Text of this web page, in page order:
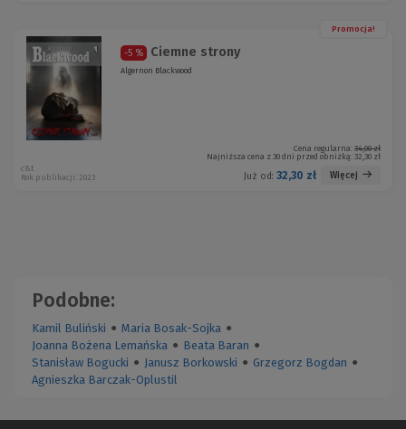
Promocja!
-5 % Ciemne strony
Algernon Blackwood
Cena regularna: 34,00 zł
Najniższa cena z 30 dni przed obniżką: 32,30 zł
Już od: 32,30 zł Więcej
c&t
Rok publikacji: 2023
Podobne:
Kamil Buliński ● Maria Bosak-Sojka ●
Joanna Bożena Lemańska ● Beata Baran ●
Stanisław Bogucki ● Janusz Borkowski ● Grzegorz Bogdan ●
Agnieszka Barczak-Oplustil